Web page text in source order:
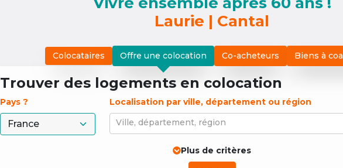
Laurie | Cantal
Colocataires Offre une colocation Co-acheteurs Biens à
Trouver des logements en colocation
Pays ?
Localisation par ville, département ou région
Ville, département, région
Plus de critères